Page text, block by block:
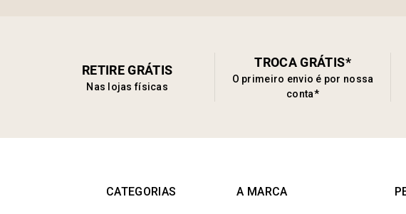
RETIRE GRÁTIS
Nas lojas físicas
TROCA GRÁTIS*
O primeiro envio é por nossa
conta*
CATEGORIAS A MARCA